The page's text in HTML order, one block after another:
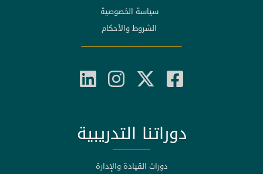
سياسة الخصوصية
الشروط والأحكام
دوراتنا التدريبية
دورات القيادة والإدارة